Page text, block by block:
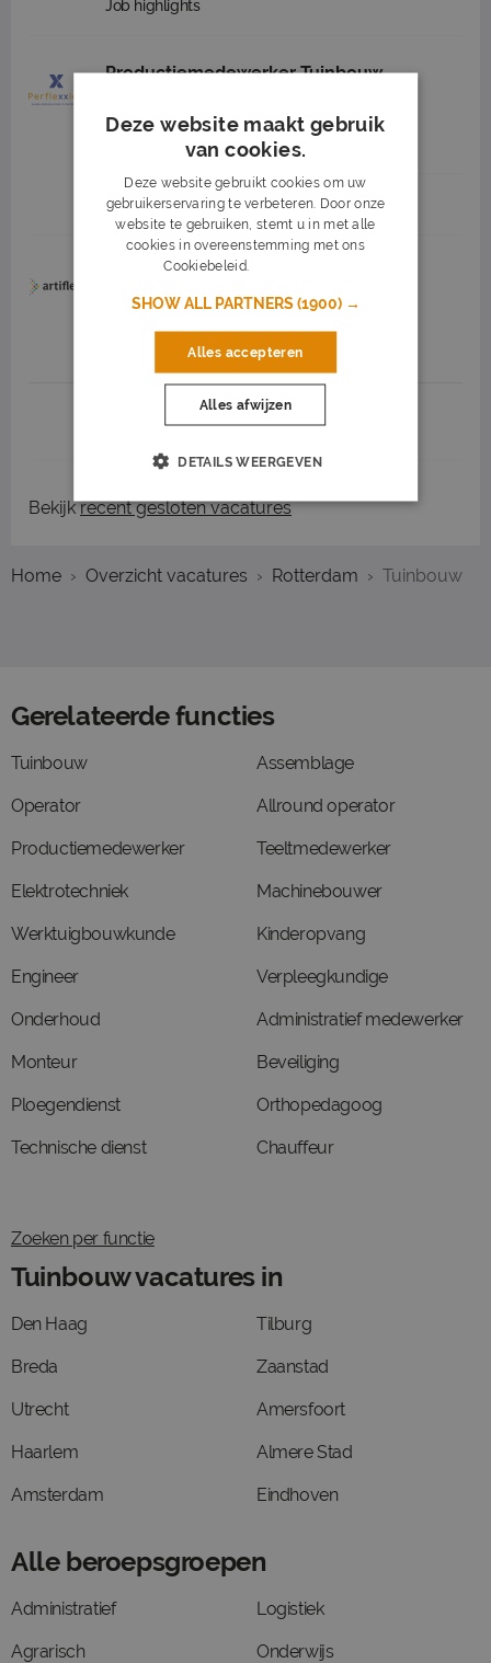
Job highlights
Productiemedewerker Tuinbouw
38 uur MBO
Job highlights
Allround pijpfitter
Artiflex B.V. Rotterdam
3.700 tot 4.800
2 3 Volgende >
Bekijkrecent gesloten vacatures
Home Overzicht vacatures Rotterdam Tuinbouw
Gerelateerde functies
Tuinbouw
Operator
Productiemedewerker
Elektrotechniek
Werktuigbouwkunde
Engineer
Onderhoud
Monteur
Ploegendienst
Technische dienst
Assemblage
Allround operator
Teeltmedewerker
Machinebouwer
Kinderopvang
Verpleegkundige
Administratief medewerker
Beveiliging
Orthopedagoog
Chauffeur
Zoeken per functie
Tuinbouw vacatures in
Den Haag
Breda
Utrecht
Haarlem
Amsterdam
Tilburg
Zaanstad
Amersfoort
Almere Stad
Eindhoven
Alle beroepsgroepen
Administratief
Agrarisch
Logistiek
Onderwijs
Deze website maakt gebruik
van cookies.
Deze website gebruikt cookies om uw
gebruikerservaring te verbeteren. Door onze
website te gebruiken, stemt u in met alle
cookies in overeenstemming met ons
Cookiebeleid.
SHOW ALL PARTNERS(1900) →
Alles accepteren
Alles afwijzen
DETAILS WEERGEVEN